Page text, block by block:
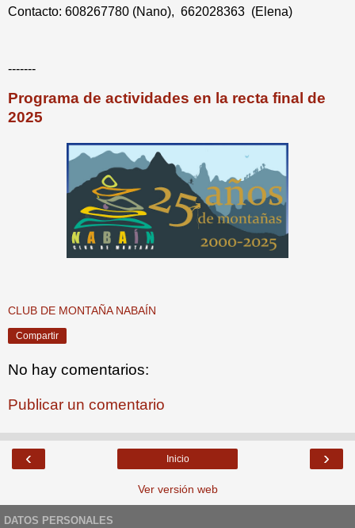
Contacto: 608267780 (Nano), 662028363 (Elena)
-------
Programa de actividades en la recta final de
2025
CLUB DE MONTAÑA NABAÍN
Compartir
No hay comentarios:
Publicar un comentario
‹ ›
Inicio
Ver versión web
DATOS PERSONALES